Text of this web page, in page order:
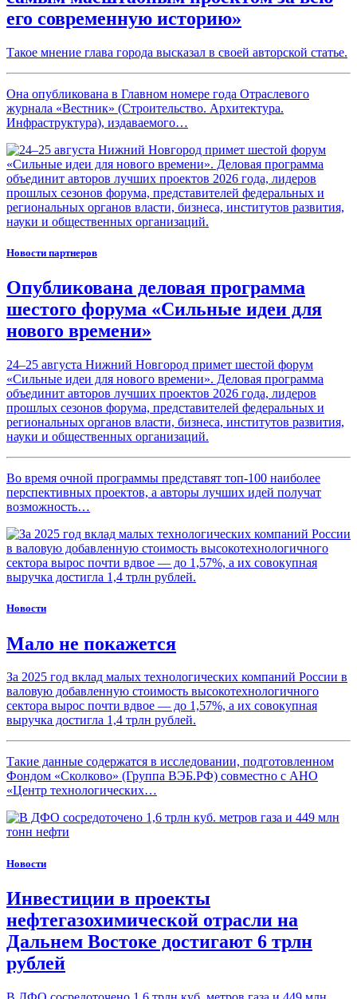
его современную историю»
Такое мнение глава города высказал в своей авторской статье.
Она опубликована в Главном номере года Отраслевого
журнала «Вестник» (Строительство. Архитектура.
Инфраструктура), издаваемого…
Новости партнеров
Опубликована деловая программа
шестого форума «Сильные идеи для
нового времени»
24–25 августа Нижний Новгород примет шестой форум
«Сильные идеи для нового времени». Деловая программа
объединит авторов лучших проектов 2026 года, лидеров
прошлых сезонов форума, представителей федеральных и
региональных органов власти, бизнеса, институтов развития,
науки и общественных организаций.
Во время очной программы представят топ-100 наиболее
перспективных проектов, а авторы лучших идей получат
возможность…
Новости
Мало не покажется
За 2025 год вклад малых технологических компаний России в
валовую добавленную стоимость высокотехнологичного
сектора вырос почти вдвое — до 1,57%, а их совокупная
выручка достигла 1,4 трлн рублей.
Такие данные содержатся в исследовании, подготовленном
Фондом «Сколково» (Группа ВЭБ.РФ) совместно с АНО
«Центр технологических…
Новости
Инвестиции в проекты
нефтегазохимической отрасли на
Дальнем Востоке достигают 6 трлн
рублей